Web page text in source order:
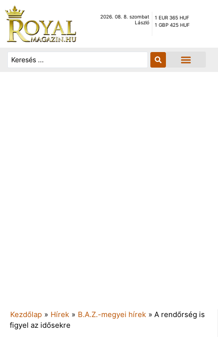
2026. 08. 8. szombat
László
1 EUR 365 HUF
1 GBP 425 HUF
Kezdőlap » Hírek » B.A.Z.-megyei hírek » A rendőrség is
figyel az idősekre